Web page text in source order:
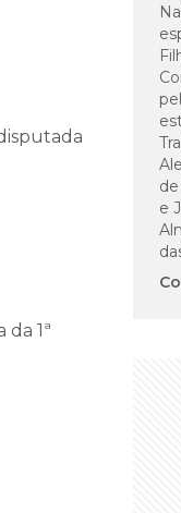
1ª
e